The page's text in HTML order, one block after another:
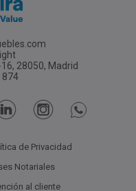
28050, Madrid
874
de Privacidad
Notariales
al cliente